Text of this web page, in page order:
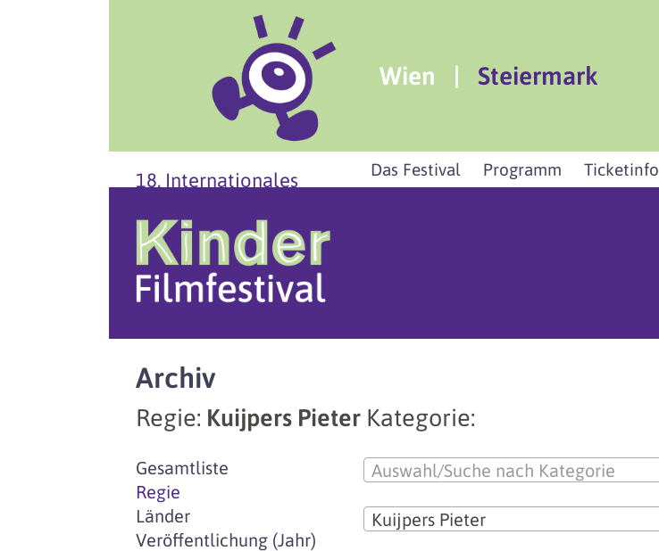
Wien | Steiermark
18. Internationales Das Festival Programm Ticketinfo
Archiv
Regie: Kuijpers Pieter Kategorie:
Gesamtliste
Regie
Länder
Veröffentlichung (Jahr)
Auswahl/Suche nach Kategorie
Kuijpers Pieter